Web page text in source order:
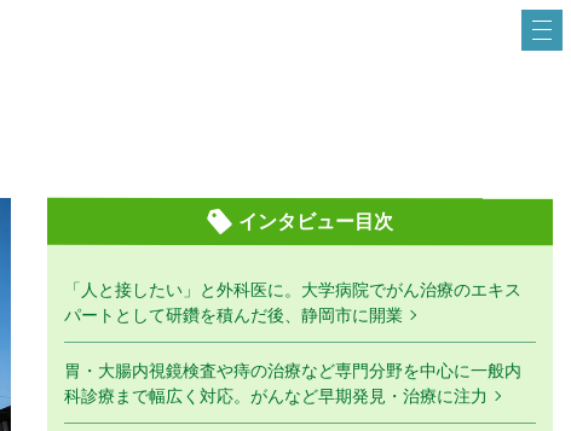
インタビュー目次
「人と接したい」と外科医に。大学病院でがん治療のエキス
パートとして研鑽を積んだ後、静岡市に開業
胃・大腸内視鏡検査や痔の治療など専門分野を中心に一般内
科診療まで幅広く対応。がんなど早期発見・治療に注力